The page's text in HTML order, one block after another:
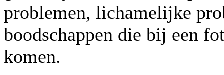
problemen, lichamelijke
boodschappen die bij een
komen.